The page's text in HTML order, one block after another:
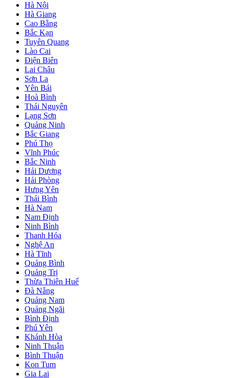
Hà Nội
Hà Giang
Cao Bằng
Bắc Kạn
Tuyên Quang
Lào Cai
Điện Biên
Lai Châu
Sơn La
Yên Bái
Hoà Bình
Thái Nguyên
Lạng Sơn
Quảng Ninh
Bắc Giang
Phú Thọ
Vĩnh Phúc
Bắc Ninh
Hải Dương
Hải Phòng
Hưng Yên
Thái Bình
Hà Nam
Nam Định
Ninh Bình
Thanh Hóa
Nghệ An
Hà Tĩnh
Quảng Bình
Quảng Trị
Thừa Thiên Huế
Đà Nẵng
Quảng Nam
Quảng Ngãi
Bình Định
Phú Yên
Khánh Hòa
Ninh Thuận
Bình Thuận
Kon Tum
Gia Lai